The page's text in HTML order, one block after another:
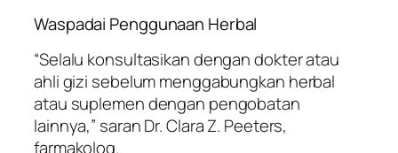
Waspadai Penggunaan Herbal
“Selalu konsultasikan dengan dokter atau
ahli gizi sebelum menggabungkan herbal
atau suplemen dengan pengobatan
lainnya,” saran Dr. Clara Z. Peeters,
farmakolog.